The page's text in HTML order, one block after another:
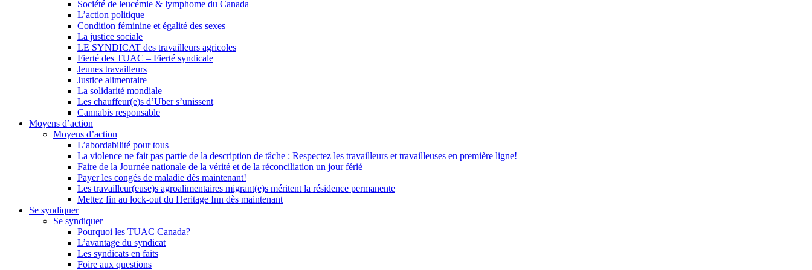
Société de leucémie & lymphome du Canada
L’action politique
Condition féminine et égalité des sexes
La justice sociale
LE SYNDICAT des travailleurs agricoles
Fierté des TUAC – Fierté syndicale
Jeunes travailleurs
Justice alimentaire
La solidarité mondiale
Les chauffeur(e)s d’Uber s’unissent
Cannabis responsable
Moyens d’action
Moyens d’action
L’abordabilité pour tous
La violence ne fait pas partie de la description de tâche : Respectez les travailleurs et travailleuses en première ligne!
Faire de la Journée nationale de la vérité et de la réconciliation un jour férié
Payer les congés de maladie dès maintenant!
Les travailleur(euse)s agroalimentaires migrant(e)s méritent la résidence permanente
Mettez fin au lock-out du Heritage Inn dès maintenant
Se syndiquer
Se syndiquer
Pourquoi les TUAC Canada?
L’avantage du syndicat
Les syndicats en faits
Foire aux questions